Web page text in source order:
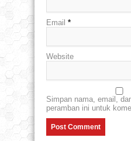
Email *
Website
Simpan nama, email,
peramban ini untuk